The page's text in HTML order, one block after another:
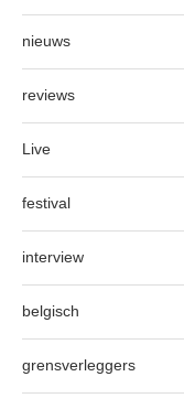
nieuws
reviews
Live
festival
interview
belgisch
grensverleggers